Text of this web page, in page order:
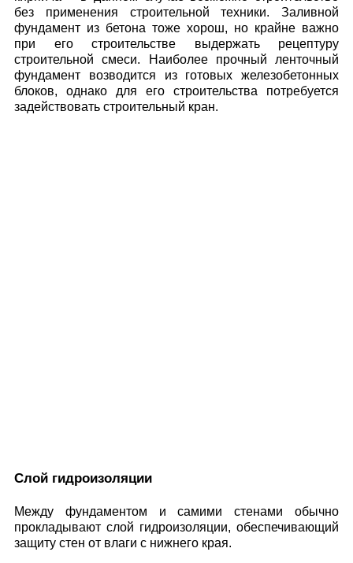
без применения строительной техники. Заливной
фундамент из бетона тоже хорош, но крайне важно
при его строительстве выдержать рецептуру
строительной смеси. Наиболее прочный ленточный
фундамент возводится из готовых железобетонных
блоков, однако для его строительства потребуется
задействовать строительный кран.
Слой гидроизоляции
Между фундаментом и самими стенами обычно
прокладывают слой гидроизоляции, обеспечивающий
защиту стен от влаги с нижнего края.